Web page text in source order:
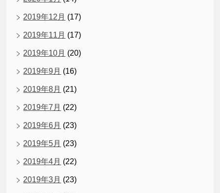
2019年12月 (17)
2019年11月 (17)
2019年10月 (20)
2019年9月 (16)
2019年8月 (21)
2019年7月 (22)
2019年6月 (23)
2019年5月 (23)
2019年4月 (22)
2019年3月 (23)